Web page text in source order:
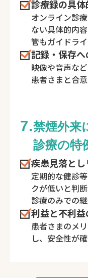
診療録の具
オンライン診
ない具体的内
管もガイドラ
記録・保存へ
映像や音声な
患者さまと合
7.禁煙外来
診療の特
疾患見落と
定期的な健診
クが低いと判
診療のみでの
利益と不利
患者さまのメ
し、安全性が